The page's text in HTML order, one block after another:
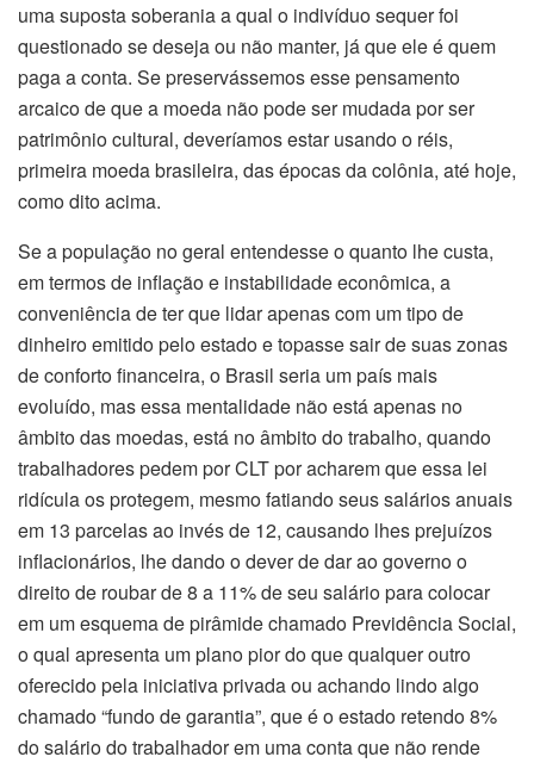
uma suposta soberania a qual o indivíduo sequer foi
questionado se deseja ou não manter, já que ele é quem
paga a conta. Se preservássemos esse pensamento
arcaico de que a moeda não pode ser mudada por ser
patrimônio cultural, deveríamos estar usando o réis,
primeira moeda brasileira, das épocas da colônia, até hoje,
como dito acima.
Se a população no geral entendesse o quanto lhe custa,
em termos de inflação e instabilidade econômica, a
conveniência de ter que lidar apenas com um tipo de
dinheiro emitido pelo estado e topasse sair de suas zonas
de conforto financeira, o Brasil seria um país mais
evoluído, mas essa mentalidade não está apenas no
âmbito das moedas, está no âmbito do trabalho, quando
trabalhadores pedem por CLT por acharem que essa lei
ridícula os protegem, mesmo fatiando seus salários anuais
em 13 parcelas ao invés de 12, causando lhes prejuízos
inflacionários, lhe dando o dever de dar ao governo o
direito de roubar de 8 a 11% de seu salário para colocar
em um esquema de pirâmide chamado Previdência Social,
o qual apresenta um plano pior do que qualquer outro
oferecido pela iniciativa privada ou achando lindo algo
chamado “fundo de garantia”, que é o estado retendo 8%
do salário do trabalhador em uma conta que não rende